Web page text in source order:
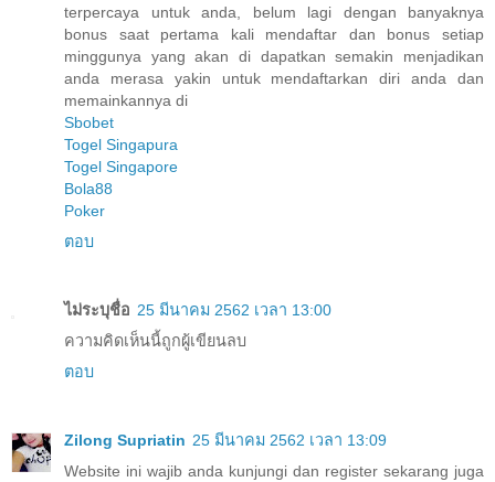
terpercaya untuk anda, belum lagi dengan banyaknya
bonus saat pertama kali mendaftar dan bonus setiap
minggunya yang akan di dapatkan semakin menjadikan
anda merasa yakin untuk mendaftarkan diri anda dan
memainkannya di
Sbobet
Togel Singapura
Togel Singapore
Bola88
Poker
ตอบ
ไม่ระบุชื่อ 25 มีนาคม 2562 เวลา 13:00
ความคิดเห็นนี้ถูกผู้เขียนลบ
ตอบ
Zilong Supriatin 25 มีนาคม 2562 เวลา 13:09
Website ini wajib anda kunjungi dan register sekarang juga